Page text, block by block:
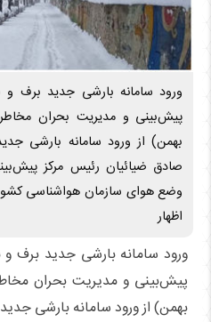
پیش‌بینی و مدیریت بحران
صادق ضیائیان رئیس مرکز
وضع هوای سازمان هواشناسی کشور
اظهار
پیش‌بینی و مدیریت بحران
بهمن) از ورود سامانه بارشی جدید به ۱۷ استان‌ کشور